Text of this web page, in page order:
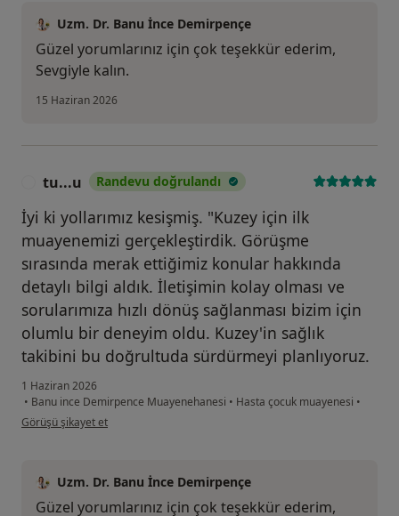
Uzm. Dr. Banu İnce Demirpençe
Güzel yorumlarınız için çok teşekkür ederim,
Sevgiyle kalın.
15 Haziran 2026
tu...u Randevu doğrulandı
İyi ki yollarımız kesişmiş. "Kuzey için ilk
muayenemizi gerçekleştirdik. Görüşme
sırasında merak ettiğimiz konular hakkında
detaylı bilgi aldık. İletişimin kolay olması ve
sorularımıza hızlı dönüş sağlanması bizim için
olumlu bir deneyim oldu. Kuzey'in sağlık
takibini bu doğrultuda sürdürmeyi planlıyoruz.
1 Haziran 2026
• Banu ince Demirpence Muayenehanesi • Hasta çocuk muayenesi •
kullanıcının görüşüne göre tu...u
Görüşü şikayet et
Uzm. Dr. Banu İnce Demirpençe
Güzel yorumlarınız için çok teşekkür ederim,